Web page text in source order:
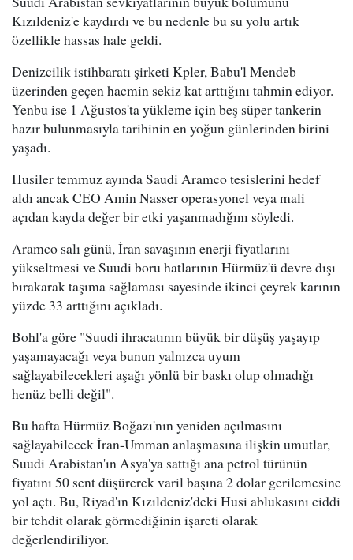
Kızıldeniz'e kaydırdı ve bu nedenle bu su yolu artık
özellikle hassas hale geldi.
Denizcilik istihbaratı şirketi Kpler, Babu'l Mendeb
üzerinden geçen hacmin sekiz kat arttığını tahmin ediyor.
Yenbu ise 1 Ağustos'ta yükleme için beş süper tankerin
hazır bulunmasıyla tarihinin en yoğun günlerinden birini
yaşadı.
Husiler temmuz ayında Saudi Aramco tesislerini hedef
aldı ancak CEO Amin Nasser operasyonel veya mali
açıdan kayda değer bir etki yaşanmadığını söyledi.
Aramco salı günü, İran savaşının enerji fiyatlarını
yükseltmesi ve Suudi boru hatlarının Hürmüz'ü devre dışı
bırakarak taşıma sağlaması sayesinde ikinci çeyrek karının
yüzde 33 arttığını açıkladı.
Bohl'a göre "Suudi ihracatının büyük bir düşüş yaşayıp
yaşamayacağı veya bunun yalnızca uyum
sağlayabilecekleri aşağı yönlü bir baskı olup olmadığı
henüz belli değil".
Bu hafta Hürmüz Boğazı'nın yeniden açılmasını
sağlayabilecek İran-Umman anlaşmasına ilişkin umutlar,
Suudi Arabistan'ın Asya'ya sattığı ana petrol türünün
fiyatını 50 sent düşürerek varil başına 2 dolar gerilemesine
yol açtı. Bu, Riyad'ın Kızıldeniz'deki Husi ablukasını ciddi
bir tehdit olarak görmediğinin işareti olarak
değerlendiriliyor.